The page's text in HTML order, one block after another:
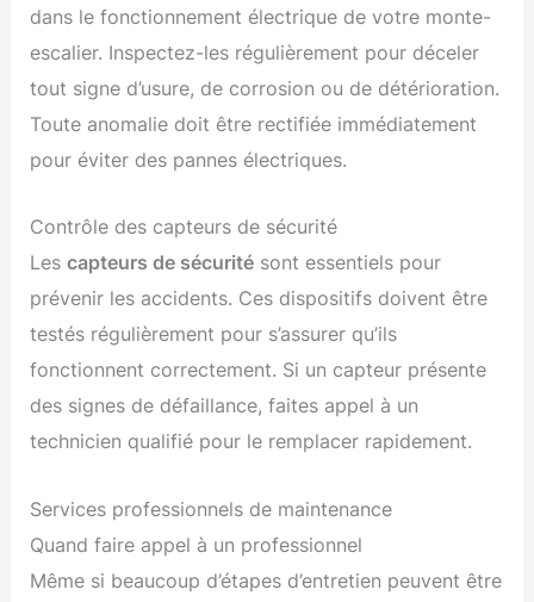
dans le fonctionnement électrique de votre monte-
escalier. Inspectez-les régulièrement pour déceler
tout signe d’usure, de corrosion ou de détérioration.
Toute anomalie doit être rectifiée immédiatement
pour éviter des pannes électriques.
Contrôle des capteurs de sécurité
Lescapteurs de sécurité sont essentiels pour
prévenir les accidents. Ces dispositifs doivent être
testés régulièrement pour s’assurer qu’ils
fonctionnent correctement. Si un capteur présente
des signes de défaillance, faites appel à un
technicien qualifié pour le remplacer rapidement.
Services professionnels de maintenance
Quand faire appel à un professionnel
Même si beaucoup d’étapes d’entretien peuvent être